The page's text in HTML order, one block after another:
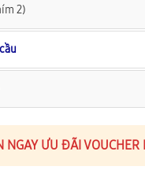
2)
NGAY ƯU ĐÃI